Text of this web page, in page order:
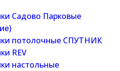
Садово Парковые
потолочные СПУТНИК
REV
настольные